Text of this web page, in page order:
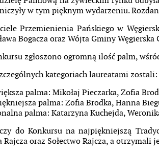
w tym pięknym wydarzeniu.
Przemienienia Pańskiego w
Bogacza oraz Wójta Gminy
zgłoszono ogromną ilość palm,
kategoriach laureatami zostali:
palma: Mikołaj Pieczarka, Zofia
palma: Zofia Brodka, Hanna
palma: Katarzyna Kuchejda,
do Konkursu na najpiękniejszą
Rajcza oraz Sołectwo Rajcza, a otrzymali